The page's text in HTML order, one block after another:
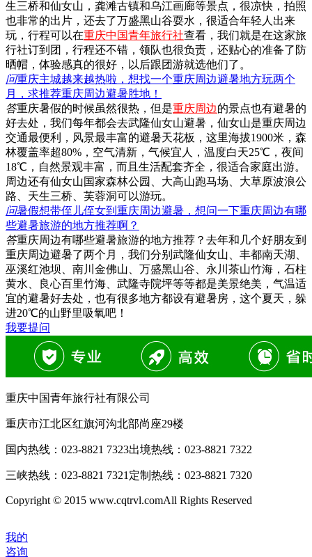
生三桥和仙女山，龚滩古镇和乌江画廊等景点，很凉快，拍照
也非常的出片，还去了万盛黑山谷耍水，很适合年轻人出来
玩，行程可以在重庆中国青年旅行社查看，我们就是在这家旅
行社订到团，行程还不错，领队也很负责，还贴心的准备了防
晒帽，体验感真的很好，以后跟团游就选他们了。
问重庆主城越来越热啦，想找一个重庆周边避暑地方玩两个
月，求推荐重庆周边避暑胜地！
答重庆暑假的时候虽然很热，但是重庆周边的景点也有避暑的
好去处，我们每年都会去武隆仙女山避暑，仙女山是重庆周边
交通最便利，风景最丰富的避暑天花板，这里海拔1900米，森
林覆盖率超80%，空气清新，气候宜人，温度白天25℃，夜间
18℃，自然景观丰富，而且生活配套齐全，很适合家庭出游。
周边还有仙女山国家森林公园、大高山跑马场、大草原波浪公
路、天生三桥、芙蓉洞可以游玩。
问暑假想带侄儿侄女到重庆周边避暑，想问一下重庆周边有哪
些避暑旅游的地方推荐啊？
答重庆周边有哪些避暑旅游的地方推荐？去年和几个好朋友到
重庆周边避暑了两个月，我们分别武隆仙女山、丰都南天湖、
巫溪红池坝、南川金佛山、万盛黑山谷、永川茶山竹海，石柱
黄水、良心百里竹海、武隆寺院坪等等都是美景绝美，气温适
宜的避暑好去处，也有很多地方都设有避暑房，这个夏天，躲
进20℃的山野里吸氧吧！
我要提问
重庆中国青年旅行社有限公司
重庆市江北区红旗河沟北部尚座29楼
国内热线： 023-8821 7323出境热线： 023-8821 7322
三峡热线： 023-8821 7321 定制热线： 023-8821 7320
Copyright © 2015 www.cqtrvl.comAll Rights Reserved
我的
咨询